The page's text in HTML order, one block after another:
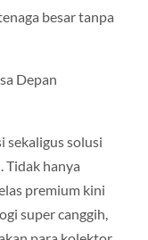
besar tanpa
Depan
sekaligus solusi
Tidak hanya
premium kini
super canggih,